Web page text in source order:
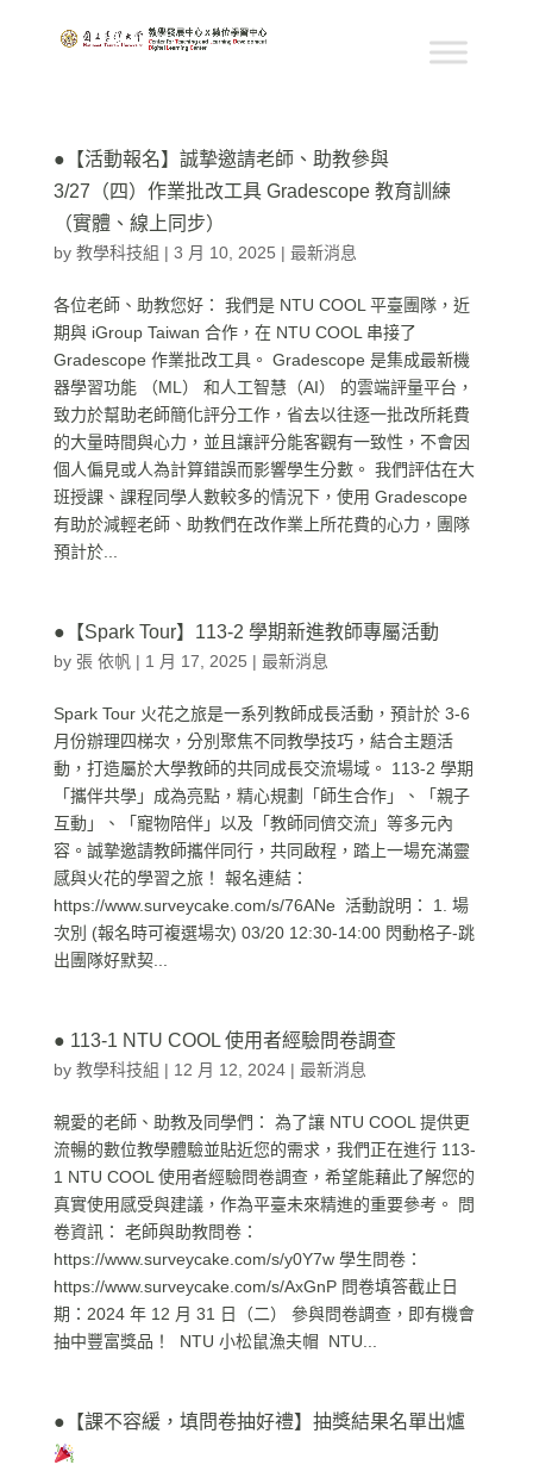
●【活動報名】誠摯邀請老師、助教參與
3/27（四）作業批改工具 Gradescope 教育訓練
（實體、線上同步）
by 教學科技組 | 3 月 10, 2025 | 最新消息
各位老師、助教您好： 我們是 NTU COOL 平臺團隊，近
期與 iGroup Taiwan 合作，在 NTU COOL 串接了
Gradescope 作業批改工具。 Gradescope 是集成最新機
器學習功能 （ML） 和人工智慧（AI） 的雲端評量平台，
致力於幫助老師簡化評分工作，省去以往逐一批改所耗費
的大量時間與心力，並且讓評分能客觀有一致性，不會因
個人偏見或人為計算錯誤而影響學生分數。 我們評估在大
班授課、課程同學人數較多的情況下，使用 Gradescope
有助於減輕老師、助教們在改作業上所花費的心力，團隊
預計於...
●【Spark Tour】113-2 學期新進教師專屬活動
by 張 依帆 | 1 月 17, 2025 | 最新消息
Spark Tour 火花之旅是一系列教師成長活動，預計於 3-6
月份辦理四梯次，分別聚焦不同教學技巧，結合主題活
動，打造屬於大學教師的共同成長交流場域。 113-2 學期
「攜伴共學」成為亮點，精心規劃「師生合作」、「親子
互動」、「寵物陪伴」以及「教師同儕交流」等多元內
容。誠摯邀請教師攜伴同行，共同啟程，踏上一場充滿靈
感與火花的學習之旅！ 報名連結：
https://www.surveycake.com/s/76ANe 活動說明： 1. 場
次別 (報名時可複選場次) 03/20 12:30-14:00 閃動格子-跳
出團隊好默契...
● 113-1 NTU COOL 使用者經驗問卷調查
by 教學科技組 | 12 月 12, 2024| 最新消息
親愛的老師、助教及同學們： 為了讓 NTU COOL 提供更
流暢的數位教學體驗並貼近您的需求，我們正在進行 113-
1 NTU COOL 使用者經驗問卷調查，希望能藉此了解您的
真實使用感受與建議，作為平臺未來精進的重要參考。 問
卷資訊： 老師與助教問卷：
https://www.surveycake.com/s/y0Y7w 學生問卷：
https://www.surveycake.com/s/AxGnP 問卷填答截止日
期：2024 年 12 月 31 日（二） 參與問卷調查，即有機會
抽中豐富獎品！ NTU 小松鼠漁夫帽 NTU...
●【課不容緩，填問卷抽好禮】抽獎結果名單出爐